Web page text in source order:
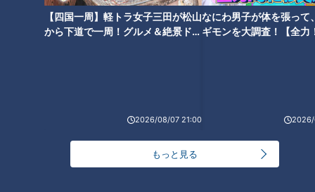
【四国一周】軽トラ女子三田が松山
から下道で一周！グルメ＆絶景ドラ
2026/08/07 21:00
なにわ男子が体を張って
ギモンを大調査！【全力
2026/
もっと見る
たら」とか。そしたら「そんなこといいから、今日だけ抑えて
きて」って。だからいつも「今日だけ抑える」という気持ちで
清水投手：出来過ぎです。（前半戦の成績は）気にしないで、
１試合１試合抑えるだけだと思っています。今年で言えば２回
（髙橋）宏斗の勝ちと、涌井さんの勝ちも１回消してしまって